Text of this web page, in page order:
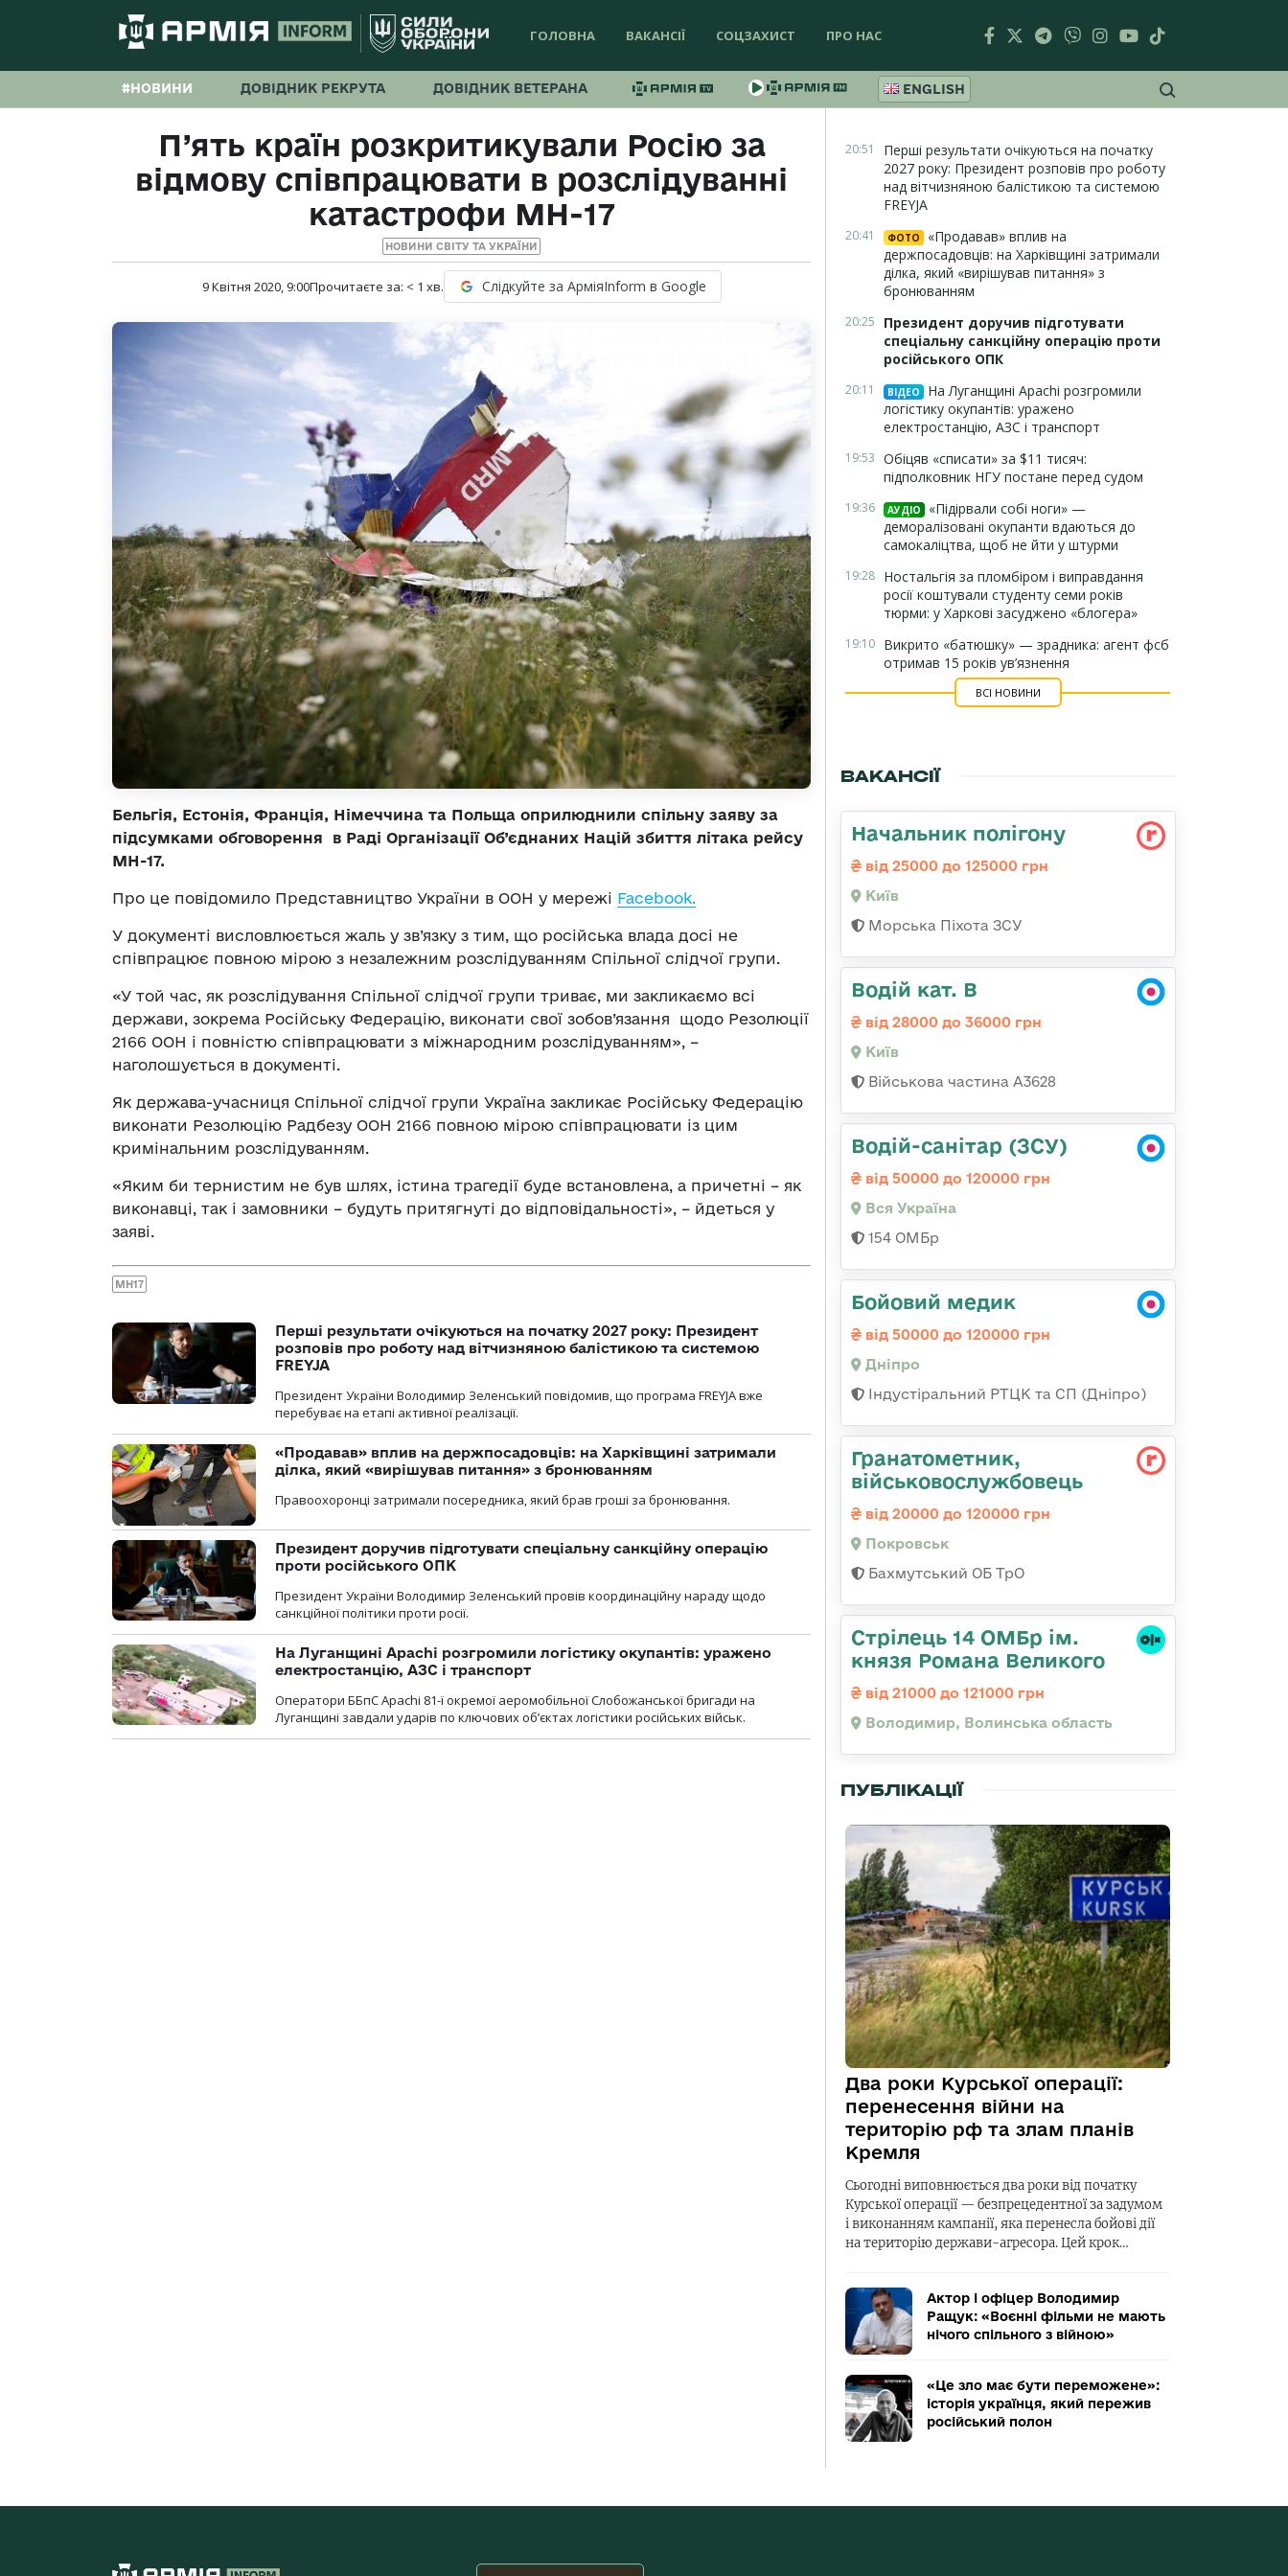
ГОЛОВНА ВАКАНСІЇ СОЦЗАХИСТ ПРО НАС
#НОВИНИ ДОВІДНИК РЕКРУТА ДОВІДНИК ВЕТЕРАНА ENGLISH
П’ять країн розкритикували Росію за
відмову співпрацювати в розслідуванні
катастрофи МН-17
НОВИНИ СВІТУ ТА УКРАЇНИ
9 Квітня 2020, 9:00Прочитаєте за: < 1 хв. Слідкуйте за АрміяInform в Google
Бельгія, Естонія, Франція, Німеччина та Польща оприлюднили спільну заяву за
підсумками обговорення в Раді Організації Об’єднаних Націй збиття літака рейсу
МН-17.
Про це повідомило Представництво України в ООН у мережі Facebook.
У документі висловлюється жаль у зв’язку з тим, що російська влада досі не
співпрацює повною мірою з незалежним розслідуванням Спільної слідчої групи.
«У той час, як розслідування Спільної слідчої групи триває, ми закликаємо всі
держави, зокрема Російську Федерацію, виконати свої зобов’язання щодо Резолюції
2166 ООН і повністю співпрацювати з міжнародним розслідуванням», –
наголошується в документі.
Як держава-учасниця Спільної слідчої групи Україна закликає Російську Федерацію
виконати Резолюцію Радбезу ООН 2166 повною мірою співпрацювати із цим
кримінальним розслідуванням.
«Яким би тернистим не був шлях, істина трагедії буде встановлена, а причетні – як
виконавці, так і замовники – будуть притягнуті до відповідальності», – йдеться у
заяві.
MH17
Перші результати очікуються на початку 2027 року: Президент
розповів про роботу над вітчизняною балістикою та системою
FREYJA
Президент України Володимир Зеленський повідомив, що програма FREYJA вже
перебуває на етапі активної реалізації.
«Продавав» вплив на держпосадовців: на Харківщині затримали
ділка, який «вирішував питання» з бронюванням
Правоохоронці затримали посередника, який брав гроші за бронювання.
Президент доручив підготувати спеціальну санкційну операцію
проти російського ОПК
Президент України Володимир Зеленський провів координаційну нараду щодо
санкційної політики проти росії.
На Луганщині Apachi розгромили логістику окупантів: уражено
електростанцію, АЗС і транспорт
Оператори ББпС Apachi 81-ї окремої аеромобільної Слобожанської бригади на
Луганщині завдали ударів по ключових об’єктах логістики російських військ.
20:51
Перші результати очікуються на початку
2027 року: Президент розповів про роботу
над вітчизняною балістикою та системою
FREYJA
20:41 ФОТО
«Продавав» вплив на
держпосадовців: на Харківщині затримали
ділка, який «вирішував питання» з
бронюванням
20:25
Президент доручив підготувати
спеціальну санкційну операцію проти
російського ОПК
20:11 ВІДЕО
На Луганщині Apachi розгромили
логістику окупантів: уражено
електростанцію, АЗС і транспорт
19:53 Обіцяв «списати» за $11 тисяч:
підполковник НГУ постане перед судом
19:36 АУДІО
«Підірвали собі ноги» —
деморалізовані окупанти вдаються до
самокаліцтва, щоб не йти у штурми
19:28 Ностальгія за пломбіром і виправдання
росії коштували студенту семи років
тюрми: у Харкові засуджено «блогера»
19:10 Викрито «батюшку» — зрадника: агент фсб
отримав 15 років ув’язнення
ВСІ НОВИНИ
ВАКАНСІЇ
Начальник полігону
від 25000 до 125000 грн
Київ
Морська Піхота ЗСУ
Водій кат. В
від 28000 до 36000 грн
Київ
Військова частина А3628
Водій-санітар (ЗСУ)
від 50000 до 120000 грн
Вся Україна
154 ОМБр
Бойовий медик
від 50000 до 120000 грн
Дніпро
Індустіральний РТЦК та СП (Дніпро)
Гранатометник,
військовослужбовець
від 20000 до 120000 грн
Покровськ
Бахмутський ОБ ТрО
Стрілець 14 ОМБр ім.
князя Романа Великого
від 21000 до 121000 грн
Володимир, Волинська область
ПУБЛІКАЦІЇ
Два роки Курської операції:
перенесення війни на
територію рф та злам планів
Кремля
Сьогодні виповнюється два роки від початку
Курської операції — безпрецедентної за задумом
і виконанням кампанії, яка перенесла бойові дії
на територію держави-агресора. Цей крок…
Актор і офіцер Володимир
Ращук: «Воєнні фільми не мають
нічого спільного з війною»
«Це зло має бути переможене»:
історія українця, який пережив
російський полон